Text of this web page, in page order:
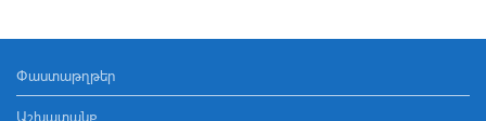
10:00
Փաստաթղթեր
Աշխատանք